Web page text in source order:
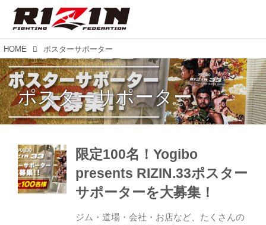
HOME ポスターサポーター
ポスターサポーター
限定100名！Yogibo
presents RIZIN.33ポスター
サポーターを大募集！
ジム・道場・会社・お店など、たくさんの